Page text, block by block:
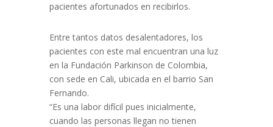
pacientes afortunados en recibirlos.
Entre tantos datos desalentadores, los
pacientes con este mal encuentran una luz
en la Fundación Parkinson de Colombia,
con sede en Cali, ubicada en el barrio San
Fernando.
“Es una labor difícil pues inicialmente,
cuando las personas llegan no tienen